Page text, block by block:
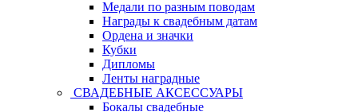
Медали по разным поводам
Награды к свадебным датам
Ордена и значки
Кубки
Дипломы
Ленты наградные
СВАДЕБНЫЕ АКСЕССУАРЫ
Бокалы свадебные